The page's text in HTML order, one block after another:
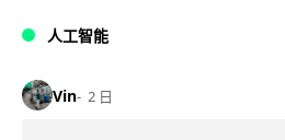
人工智能
Vin 2 日